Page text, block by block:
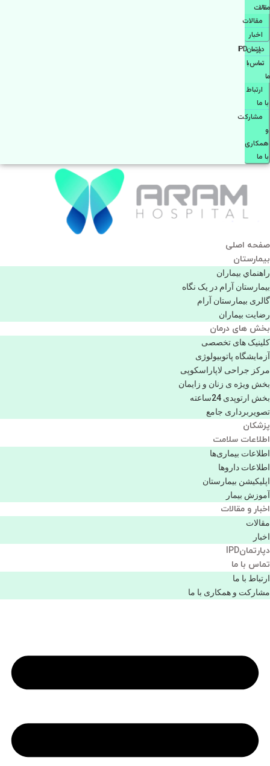
مقالات
مقالات
اخبار
دپارتمانIPD
تماس با
ما
ارتباط
با ما
مشاركت
و
همكاری
با ما
صفحه اصلی
بيمارستان
راهنماي بیماران
بیمارستان آرام در یک نگاه
گالری بیمارستان آرام
رضایت بیماران
بخش های درمان
کلینیک های تخصصی
آزمایشگاه پاتوبیولوژی
مرکز جراحی لاپاراسکوپی
بخش ویژه ی زنان و زایمان
بخش ارتوپدی 24ساعته
تصویربرداری جامع
پزشكان
اطلاعات سلامت
اطلاعات بیماری‌ها
اطلاعات دارو‌ها
اپليكيشن بيمارستان
آموزش بیمار
اخبار و مقالات
مقالات
اخبار
دپارتمانIPD
تماس با ما
ارتباط با ما
مشاركت و همكاری با ما